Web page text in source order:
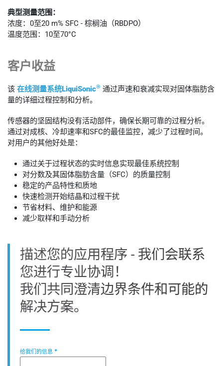
典型测量范围：
浓度：0至20 m% SFC - 棕榈油（RBDPO）
温度范围：10至70°C
客户收益
该 在线测量系统LiquiSonic® 通过声速和衰减实现对固体脂肪含
量的详细过程控制和分析。
传感器的坚固结构没有活动部件，确保长期可靠的过程分析。
通过对成核、冷却速率和SFC的最佳监控，减少了过程时间。
对用户的其他好处是：
通过关于过程状态的实时信息实现最佳系统控制
对分数及其固体脂肪含量（SFC）的质量控制
稳定的产品特性和质地
快速检测开始结晶和过程干扰
节省材料、维护和能源
减少取样和手动分析
描述您的应用程序 - 我们会联系
您进行专业协调！
我们共同澄清边界条件和可能的
解决方案。
给我们的信息 *